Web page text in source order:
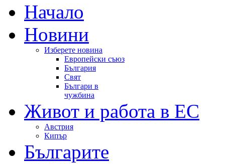
Начало
Новини
Изберете новина
Европейски съюз
България
Свят
Българи в
чужбина
Живот и работа в ЕС
Австрия
Кипър
Българите